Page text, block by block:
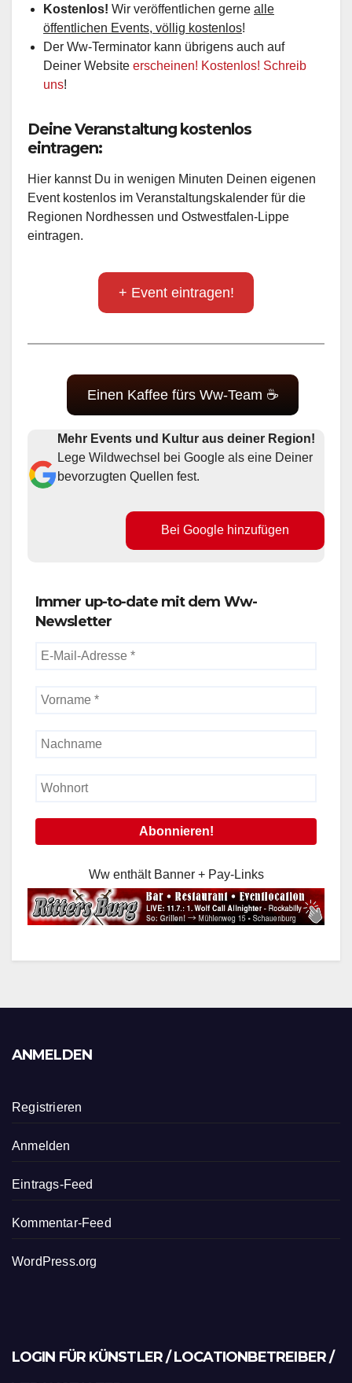
Kostenlos! Wir veröffentlichen gerne alle
öffentlichen Events, völlig kostenlos!
Der Ww-Terminator kann übrigens auch auf
Deiner Website erscheinen! Kostenlos! Schreib
uns!
Deine Veranstaltung kostenlos
eintragen:
Hier kannst Du in wenigen Minuten Deinen eigenen
Event kostenlos im Veranstaltungskalender für die
Regionen Nordhessen und Ostwestfalen-Lippe
eintragen.
+ Event eintragen!
Einen Kaffee fürs Ww-Team ☕
Mehr Events und Kultur aus deiner Region!
Lege Wildwechsel bei Google als eine Deiner
bevorzugten Quellen fest.
Bei Google hinzufügen
Immer up-to-date mit dem Ww-
Newsletter
Ww enthält Banner + Pay-Links
ANMELDEN
Registrieren
Anmelden
Eintrags-Feed
Kommentar-Feed
WordPress.org
LOGIN FÜR KÜNSTLER / LOCATIONBETREIBER /